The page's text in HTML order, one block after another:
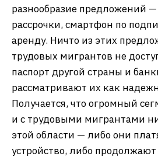
разнообразие предложений
рассрочки, смартфон по
аренду. Ничто из этих
трудовых мигрантов не
паспорт другой страны и
рассматривают их как
Получается, что огромный
и с трудовыми мигрантами
этой области — либо они
устройство, либо